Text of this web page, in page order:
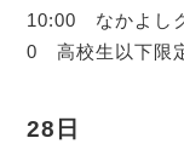
10:00 なかよ
0 高校生以下限
28日